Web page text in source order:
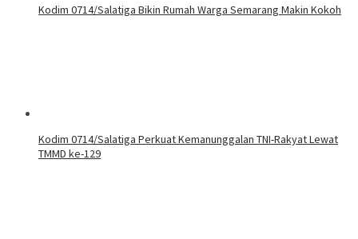
Kodim 0714/Salatiga Bikin Rumah Warga Semarang Makin Kokoh
Kodim 0714/Salatiga Perkuat Kemanunggalan TNI-Rakyat Lewat
TMMD ke-129